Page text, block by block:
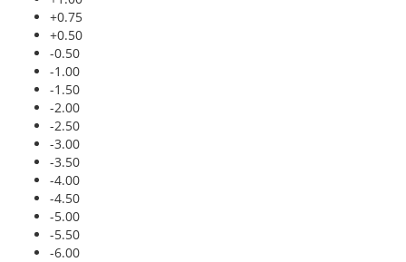
+0.75
+0.50
-0.50
-1.00
-1.50
-2.00
-2.50
-3.00
-3.50
-4.00
-4.50
-5.00
-5.50
-6.00